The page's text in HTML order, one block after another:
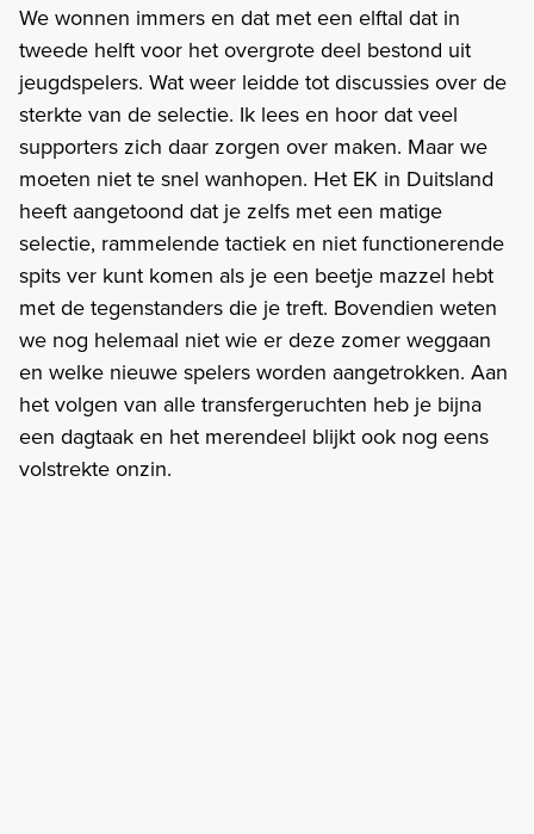
We wonnen immers en dat met een elftal dat in
tweede helft voor het overgrote deel bestond uit
jeugdspelers. Wat weer leidde tot discussies over de
sterkte van de selectie. Ik lees en hoor dat veel
supporters zich daar zorgen over maken. Maar we
moeten niet te snel wanhopen. Het EK in Duitsland
heeft aangetoond dat je zelfs met een matige
selectie, rammelende tactiek en niet functionerende
spits ver kunt komen als je een beetje mazzel hebt
met de tegenstanders die je treft. Bovendien weten
we nog helemaal niet wie er deze zomer weggaan
en welke nieuwe spelers worden aangetrokken. Aan
het volgen van alle transfergeruchten heb je bijna
een dagtaak en het merendeel blijkt ook nog eens
volstrekte onzin.